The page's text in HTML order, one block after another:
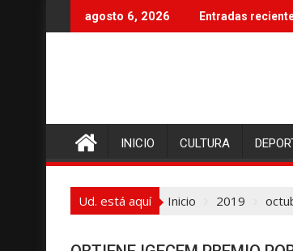
r
n
e
agosto 6, 2026 Entradas
INICIO CULTURA
Ud. está aquí Inicio 2019